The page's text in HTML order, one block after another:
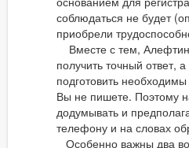
соблюдаться не будет
приобрели
Вместе с тем,
получить точный ответ,
подготовить
Вы не пишете. Поэтому
додумывать и
телефону и на словах
Особенно важны два